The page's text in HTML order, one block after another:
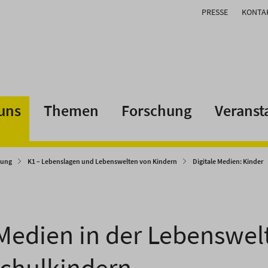
PRESSE
Themen Forschung
K1 – Lebenslagen und Lebenswelten von Kindern Digitale Medien: Kinder
in der